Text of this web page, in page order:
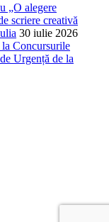
„O alegere
scriere creativă
30 iulie 2026
Concursurile
Urgență de la